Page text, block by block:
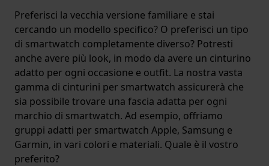
Preferisci la vecchia versione familiare e stai
cercando un modello specifico? O preferisci un tipo
di smartwatch completamente diverso? Potresti
anche avere più look, in modo da avere un cinturino
adatto per ogni occasione e outfit. La nostra vasta
gamma di cinturini per smartwatch assicurerà che
sia possibile trovare una fascia adatta per ogni
marchio di smartwatch. Ad esempio, offriamo
gruppi adatti per smartwatch Apple, Samsung e
Garmin, in vari colori e materiali. Quale è il vostro
preferito?